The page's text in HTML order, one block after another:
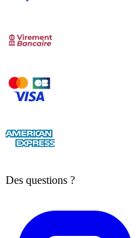
Des questions ?